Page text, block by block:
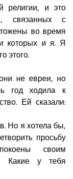
и это
связанных с
во время
которых и я. Я
этого.
не евреи, но
год ходила к
Ей сказали:
Но я хотела бы,
просьбу
своим
Какие у тебя